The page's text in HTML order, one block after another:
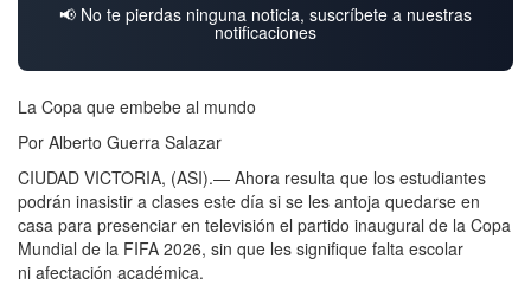
📢 No te pierdas ninguna noticia, suscríbete a nuestras
notificaciones
La Copa que embebe al mundo
Por Alberto Guerra Salazar
CIUDAD VICTORIA, (ASI).— Ahora resulta que los estudiantes
podrán inasistir a clases este día si se les antoja quedarse en
casa para presenciar en televisión el partido inaugural de la Copa
Mundial de la FIFA 2026, sin que les signifique falta escolar
ni afectación académica.